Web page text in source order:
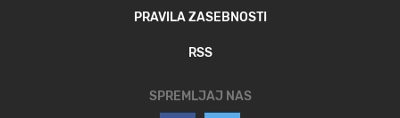
PRAVILA ZASEBNOSTI
RSS
SPREMLJAJ NAS